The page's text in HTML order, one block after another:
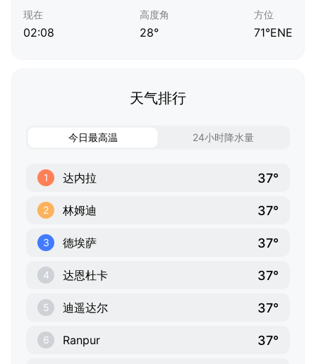
现在
02:08
高度角
28°
方位
71°ENE
天气排行
今日最高温 24小时降水量
1 达内拉 37°
2 林姆迪 37°
3 德埃萨 37°
4 达恩杜卡 37°
5 迪遥达尔 37°
6 Ranpur 37°